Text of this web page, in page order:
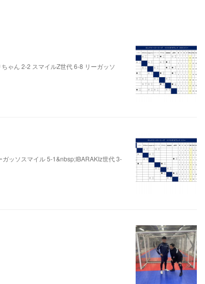
ゃん 2-2 スマイルZ世代 6-8 リーガッソ
ッソスマイル 5-1&nbsp;IBARAKIz世代 3-